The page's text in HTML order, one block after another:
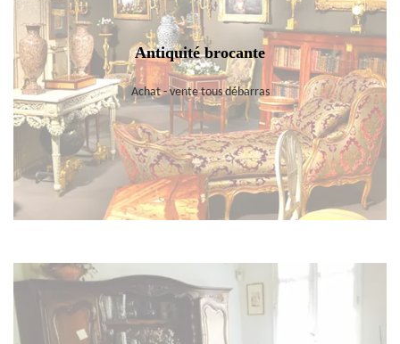
Antiquité brocante
Achat - vente tous débarras